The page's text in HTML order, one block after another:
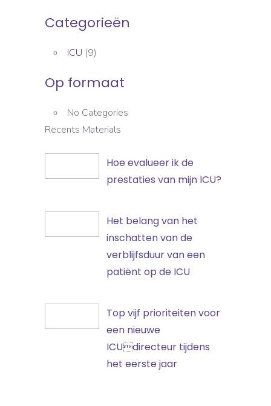
Categorieën
ICU (9)
Op formaat
No Categories
Recents Materials
evalueer
de
Hoe evalueer ik de
prestaties van mijn ICU?
belang
van
Het belang van het
inschatten van de
verblijfsduur van een
patiënt op de ICU
vijf
Top vijf prioriteiten voor
een nieuwe
ICUdirecteur tijdens
het eerste jaar